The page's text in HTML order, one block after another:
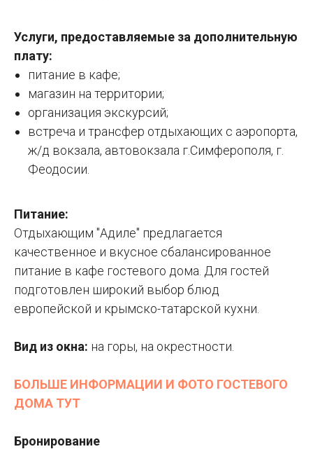
Услуги, предоставляемые за дополнительную
плату:
питание в кафе;
магазин на территории;
организация экскурсий;
встреча и трансфер отдыхающих с аэропорта,
ж/д вокзала, автовокзала г.Симферополя, г.
Феодосии.
Питание:
Отдыхающим "Адиле" предлагается
качественное и вкусное сбалансированное
питание в кафе гостевого дома. Для гостей
подготовлен широкий выбор блюд
европейской и крымско-татарской кухни.
Вид из окна: на горы, на окрестности.
БОЛЬШЕ ИНФОРМАЦИИ И ФОТО ГОСТЕВОГО
ДОМА ТУТ
Бронирование